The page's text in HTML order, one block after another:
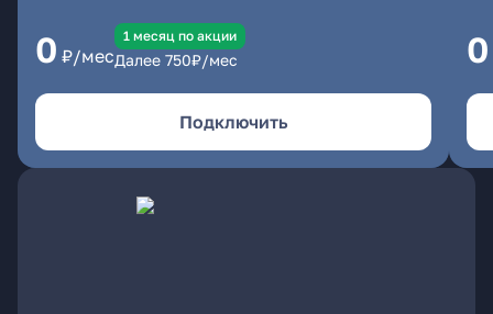
0 ₽/мес
1 месяц по акции
Далее 750₽/мес
Подключить
0